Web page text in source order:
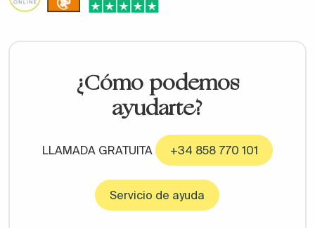
¿Cómo podemos
ayudarte?
LLAMADA GRATUITA +34 858 770 101
Servicio de ayuda